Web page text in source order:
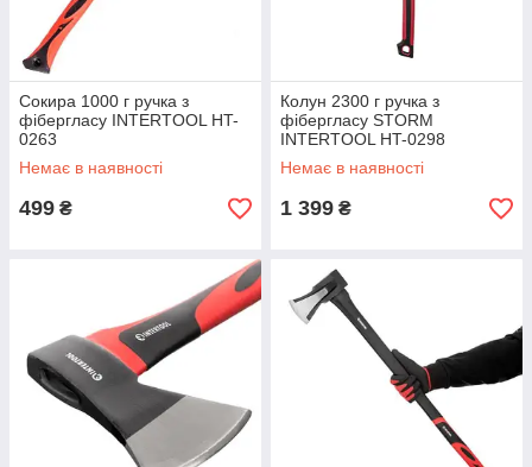
Сокира 1000 г ручка з
фібергласу INTERTOOL HT-
0263
Немає в наявності
499 ₴
Колун 2300 г ручка з
фібергласу STORM
INTERTOOL HT-0298
Немає в наявності
1 399 ₴